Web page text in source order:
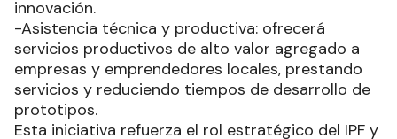
innovación.
-Asistencia técnica y productiva: ofrecerá
servicios productivos de alto valor agregado a
empresas y emprendedores locales, prestando
servicios y reduciendo tiempos de desarrollo de
prototipos.
Esta iniciativa refuerza el rol estratégico del IPF y